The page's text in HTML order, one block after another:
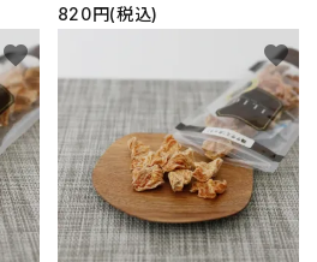
820円(税込)
favorite favorite